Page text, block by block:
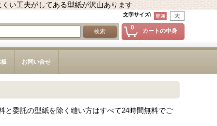
い工夫がしてある型紙が沢山あります
文字サイズ:
0 カートの中身
お問い合せ
委託の型紙を除く縫い方はすべて24時間無料でご